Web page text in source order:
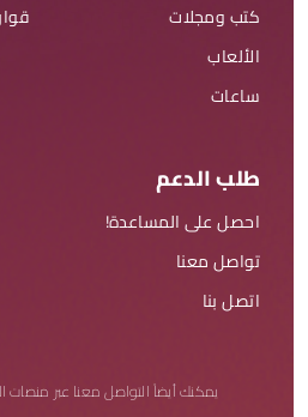
كتب ومجلات
الألعاب
ساعات
طلب الدعم
احصل على المساعدة!
تواصل معنا
اتصل بنا
يمكنك أيضاً التواصل معنا عبر منصات